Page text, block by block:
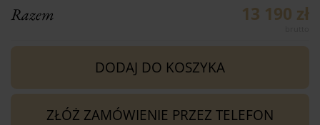
Razem 13 190 zł
DODAJ DO KOSZYKA
ZŁÓŻ ZAMÓWIENIE PRZEZ TELEFON